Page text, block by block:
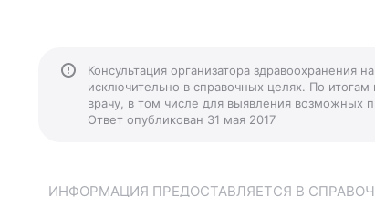
Консультация организатора здравоохранения
исключительно в справочных целях. По
врачу, в том числе для выявления возможных
Ответ опубликован 31 мая 2017
ИНФОРМАЦИЯ ПРЕДОСТАВЛЯЕТСЯ В